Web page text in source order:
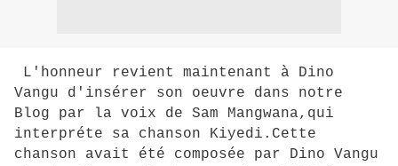
L'honneur revient maintenant à Dino
Vangu d'insérer son oeuvre dans notre
Blog par la voix de Sam Mangwana,qui
interpréte sa chanson Kiyedi.Cette
chanson avait été composée par Dino Vangu